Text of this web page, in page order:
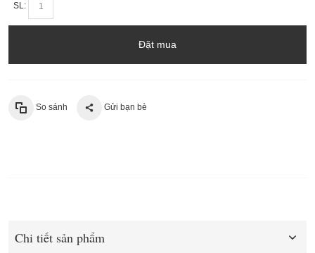
SL:
Đặt mua
So sánh Gửi bạn bè
Chi tiết sản phẩm